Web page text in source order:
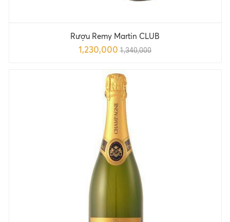
Rượu Remy Martin CLUB
1,230,000 1,340,000